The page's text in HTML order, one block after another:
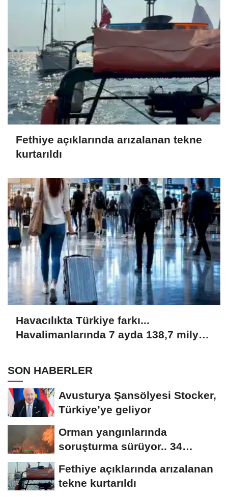
Fethiye açıklarında arızalanan tekne
kurtarıldı
Havacılıkta Türkiye farkı...
Havalimanlarında 7 ayda 138,7 milyon
SON HABERLER
Avusturya Şansölyesi Stocker,
Türkiye’ye geliyor
Orman yangınlarında
soruşturma sürüyor.. 34
Fethiye açıklarında arızalanan
tekne kurtarıldı